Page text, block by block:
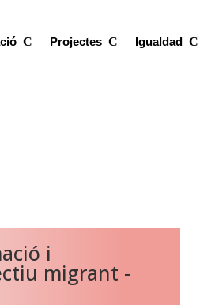
Projectes Igualdad
i
migrant -